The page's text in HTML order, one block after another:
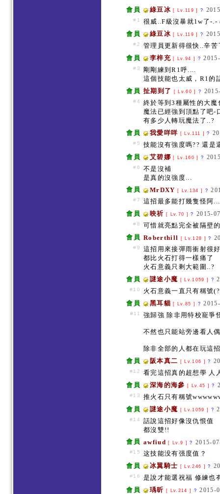
會員 綠豆冰 [ Lv.119 ] ?
#1
很威..F級沒暴就1w了-.-
會員
綠豆冰 [ Lv.119 ] ?
#2
管理員更新得很快..辛苦
會員
李梓充 [ Lv.94 ] ?
#3
剛剛練到R1呼....
這個技能也太威，R1的
會員 扯期到了 [ Lv.60 ]?
#4
終於等到3種屬性的大
魔法已經強到頂點了吧
有多少人轉玩魔法了..?
會員
我愛咩咩 [ Lv.111 ]?
#5
技能沒有強度嗎?? 還是
會員
艾碧娜 [ Lv.160 ] ?
#6
不是沒補
是真的沒強度...
會員
MrDXY [ Lv.134 ] ?
#7
這招最多能打幾隻怪阿
會員
映祈 [ Lv.70 ]? 2015-
#8
可惜就亮點完全被隔壁
會員 Roberthill [ Lv.128 ]?
#9
這招用來接彈雨衝射很
都比火石打得一樣痛了
火石意義只剩大範圍..?
會員
謎途小魔 [ Lv.1059 ] ?
#10
火石意義一直只有稱號
會員
黑耳貓 [ Lv.85 ] ?
#11 強歸強 除非用特校寵爭
不然也只能站旁邊看人
除非全部的人都在玩這
會員
阪本真二 [ Lv.106 ]?
#12
看完這招真的超想學 人
會員
深海的海參 [ Lv.45 ]?
#13
推火石只有稱號
會員
謎途小魔 [ Lv.1059 ] ?
#14
話說這招好像沒仇恨值
都沒雙!!
會員 awfiud [ Lv.9 ]? 2015-
#15
这技能没有强度值？
會員
冰翼騎士 [ Lv.246 ]?
#16
是說才能選祝福 修練也
會員
瑀昕 [ Lv.214 ] ? 2015-